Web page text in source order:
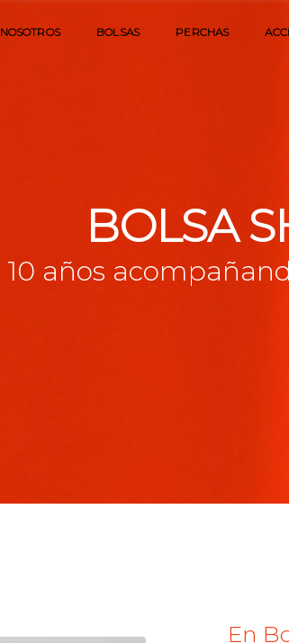
NOSOTROS BOLSAS PERCHAS
BOLSA
10 años
En